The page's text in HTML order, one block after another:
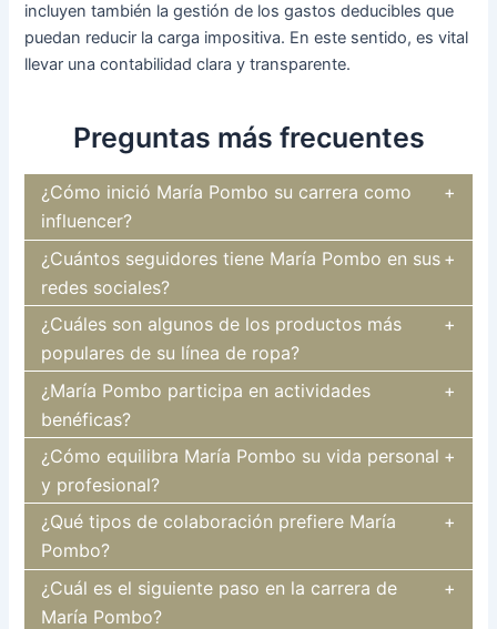
incluyen también la gestión de los gastos deducibles que
puedan reducir la carga impositiva. En este sentido, es vital
llevar una contabilidad clara y transparente.
Preguntas más frecuentes
¿Cómo inició María Pombo su carrera como
influencer?
¿Cuántos seguidores tiene María Pombo en sus
redes sociales?
¿Cuáles son algunos de los productos más
populares de su línea de ropa?
¿María Pombo participa en actividades
benéficas?
¿Cómo equilibra María Pombo su vida personal
y profesional?
¿Qué tipos de colaboración prefiere María
Pombo?
¿Cuál es el siguiente paso en la carrera de
María Pombo?